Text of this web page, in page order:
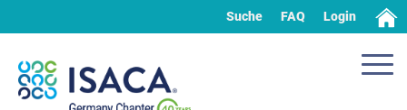
Suche FAQ Login